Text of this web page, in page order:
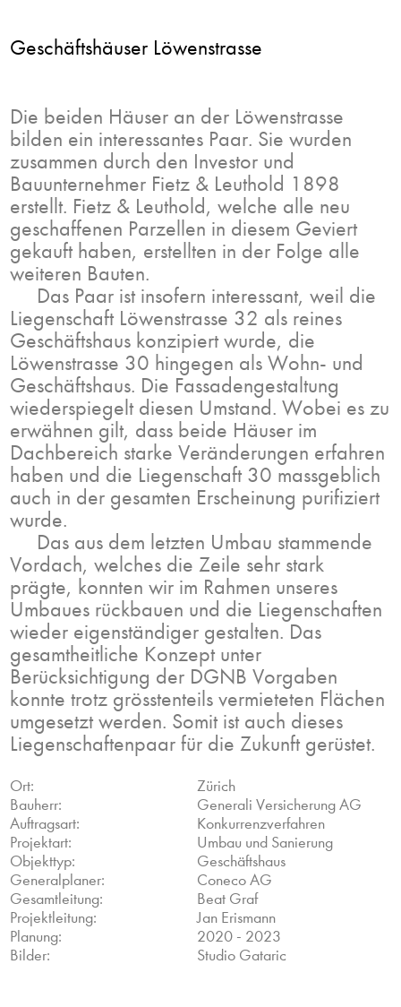
Geschäftshäuser Löwenstrasse
Die beiden Häuser an der Löwenstrasse
bilden ein interessantes Paar. Sie wurden
zusammen durch den Investor und
Bauunternehmer Fietz & Leuthold 1898
erstellt. Fietz & Leuthold, welche alle neu
geschaffenen Parzellen in diesem Geviert
gekauft haben, erstellten in der Folge alle
weiteren Bauten.
Das Paar ist insofern interessant, weil die
Liegenschaft Löwenstrasse 32 als reines
Geschäftshaus konzipiert wurde, die
Löwenstrasse 30 hingegen als Wohn- und
Geschäftshaus. Die Fassadengestaltung
wiederspiegelt diesen Umstand. Wobei es zu
erwähnen gilt, dass beide Häuser im
Dachbereich starke Veränderungen erfahren
haben und die Liegenschaft 30 massgeblich
auch in der gesamten Erscheinung purifiziert
wurde.
Das aus dem letzten Umbau stammende
Vordach, welches die Zeile sehr stark
prägte, konnten wir im Rahmen unseres
Umbaues rückbauen und die Liegenschaften
wieder eigenständiger gestalten. Das
gesamtheitliche Konzept unter
Berücksichtigung der DGNB Vorgaben
konnte trotz grösstenteils vermieteten Flächen
umgesetzt werden. Somit ist auch dieses
Liegenschaftenpaar für die Zukunft gerüstet.
Ort:
Zürich
Bauherr:
Generali Versicherung AG
Auftragsart:
Konkurrenzverfahren
Projektart:
Umbau und Sanierung
Objekttyp:
Geschäftshaus
Generalplaner:
Coneco AG
Gesamtleitung:
Beat Graf
Projektleitung:
Jan Erismann
Planung:
2020 - 2023
Bilder:
Studio Gataric